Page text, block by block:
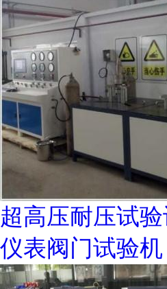
超高压耐压试
仪表阀门试验机